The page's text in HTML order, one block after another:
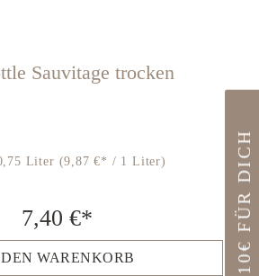
Sauvitage trocken
Liter (9,87 €* / 1 Liter)
7,40 €*
WARENKORB 10€ FÜR DICH